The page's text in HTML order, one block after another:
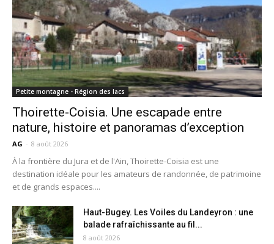
Petite montagne - Région des lacs
Thoirette-Coisia. Une escapade entre
nature, histoire et panoramas d’exception
AG - 8 août 2026
À la frontière du Jura et de l'Ain, Thoirette-Coisia est une
destination idéale pour les amateurs de randonnée, de patrimoine
et de grands espaces....
Haut-Bugey. Les Voiles du Landeyron : une
balade rafraîchissante au fil...
8 août 2026